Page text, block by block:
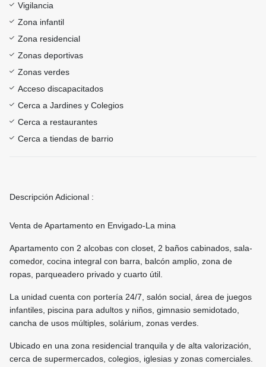
Vigilancia
Zona infantil
Zona residencial
Zonas deportivas
Zonas verdes
Acceso discapacitados
Cerca a Jardines y Colegios
Cerca a restaurantes
Cerca a tiendas de barrio
Descripción Adicional :
Venta de Apartamento en Envigado-La mina
Apartamento con 2 alcobas con closet, 2 baños cabinados, sala-
comedor, cocina integral con barra, balcón amplio, zona de
ropas, parqueadero privado y cuarto útil.
La unidad cuenta con portería 24/7, salón social, área de juegos
infantiles, piscina para adultos y niños, gimnasio semidotado,
cancha de usos múltiples, solárium, zonas verdes.
Ubicado en una zona residencial tranquila y de alta valorización,
cerca de supermercados, colegios, iglesias y zonas comerciales.